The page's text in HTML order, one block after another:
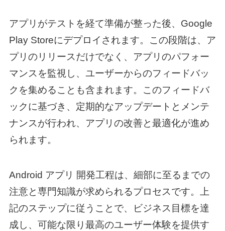
アプリがテストを経て準備が整った後、Google
Play Storeにデプロイされます。この段階は、ア
プリのリリースだけでなく、アプリのパフォー
マンスを監視し、ユーザーからのフィードバッ
クを集めることも含まれます。このフィードバ
ックに基づき、定期的なアップデートとメンテ
ナンスが行われ、アプリの改善と最適化が進め
られます。
Android アプリ 開発工程は、細部に至るまでの
注意と専門知識が求められるプロセスです。上
記のステップに従うことで、ビジネス目標を達
成し、可能な限り最高のユーザー体験を提供す